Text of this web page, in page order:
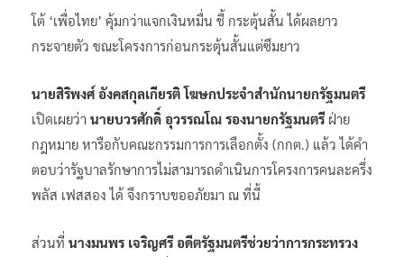
โต้ ‘เพื่อไทย’ คุ้มกว่าแจกเงินหมื่น ชี้ กระตุ้นสั้น ได้ผลยาว
กระจายตัว ขณะโครงการก่อนกระตุ้นสั้นแต่ซึมยาว
นายสิริพงศ์ อังคสกุลเกียรติ โฆษกประจำสำนักนายกรัฐมนตรี
เปิดเผยว่า นายบวรศักดิ์ อุวรรณโณ รองนายกรัฐมนตรี ฝ่าย
กฎหมาย หารือกับคณะกรรมการการเลือกตั้ง (กกต.) แล้ว ได้คำ
ตอบว่ารัฐบาลรักษาการไม่สามารถดำเนินการโครงการคนละครึ่ง
พลัส เฟสสอง ได้ จึงกราบขออภัยมา ณ ที่นี้
ส่วนที่ นางมนพร เจริญศรี อดีตรัฐมนตรีช่วยว่าการกระทรวง